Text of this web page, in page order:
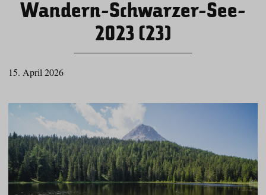
Wandern-Schwarzer-See-
2023 (23)
15. April 2026